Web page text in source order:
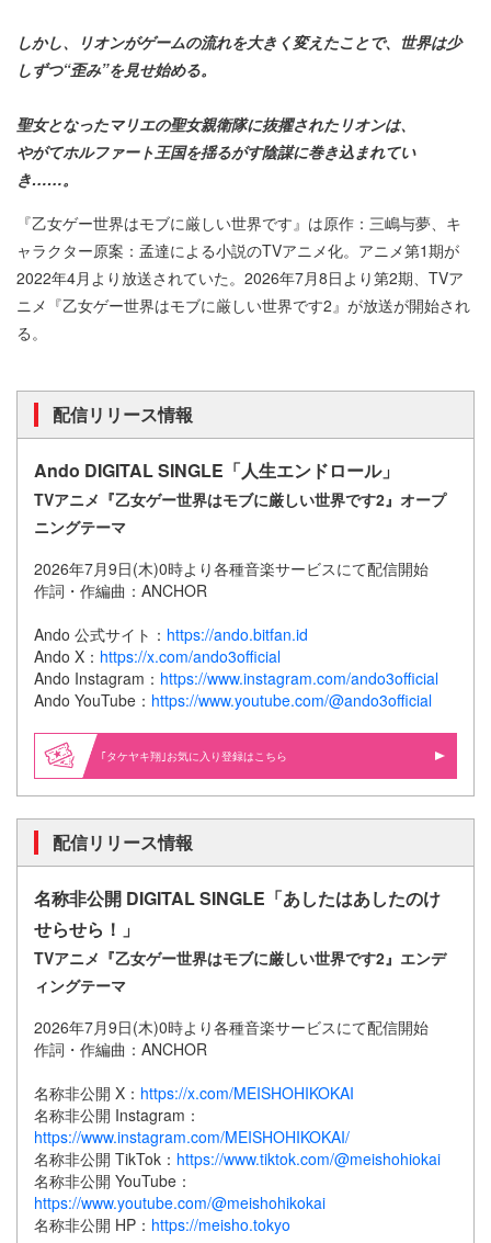
しかし、リオンがゲームの流れを大きく変えたことで、世界は少
しずつ“歪み”を見せ始める。
聖女となったマリエの聖女親衛隊に抜擢されたリオンは、
やがてホルファート王国を揺るがす陰謀に巻き込まれてい
き……。
『乙女ゲー世界はモブに厳しい世界です』は原作：三嶋与夢、キ
ャラクター原案：孟達による小説のTVアニメ化。アニメ第1期が
2022年4月より放送されていた。2026年7月8日より第2期、TVア
ニメ『乙女ゲー世界はモブに厳しい世界です2』が放送が開始され
る。
配信リリース情報
Ando DIGITAL SINGLE「人生エンドロール」
TVアニメ『乙女ゲー世界はモブに厳しい世界です2』オープ
ニングテーマ
2026年7月9日(木)0時より各種音楽サービスにて配信開始
作詞・作編曲：ANCHOR
Ando 公式サイト： https://ando.bitfan.id
Ando X： https://x.com/ando3official
Ando Instagram： https://www.instagram.com/ando3official
Ando YouTube： https://www.youtube.com/@ando3official
｢タケヤキ翔｣お気に入り登録はこちら
配信リリース情報
名称非公開 DIGITAL SINGLE「あしたはあしたのけ
せらせら！」
TVアニメ『乙女ゲー世界はモブに厳しい世界です2』エンデ
ィングテーマ
2026年7月9日(木)0時より各種音楽サービスにて配信開始
作詞・作編曲：ANCHOR
名称非公開 X： https://x.com/MEISHOHIKOKAI
名称非公開 Instagram：
https://www.instagram.com/MEISHOHIKOKAI/
名称非公開 TikTok： https://www.tiktok.com/@meishohiokai
名称非公開 YouTube：
https://www.youtube.com/@meishohikokai
名称非公開 HP： https://meisho.tokyo